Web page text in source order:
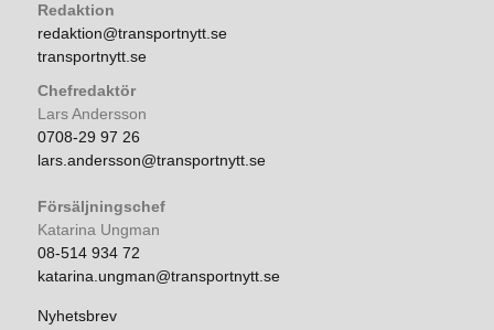
Redaktion
redaktion@transportnytt.se
transportnytt.se
Chefredaktör
Lars Andersson
0708-29 97 26
lars.andersson@transportnytt.se
Försäljningschef
Katarina Ungman
08-514 934 72
katarina.ungman@transportnytt.se
Nyhetsbrev